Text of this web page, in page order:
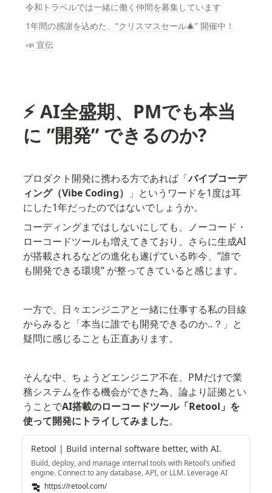
令和トラベルでは一緒に働く仲間を募集しています
1年間の感謝を込めた、“クリスマスセール🎄” 開催中！
📣 宣伝
⚡️ AI全盛期、PMでも本当
に ”開発” できるのか?
プロダクト開発に携わる方であれば「バイブコーデ
ィング（Vibe Coding）
」というワードを1度は耳
にした1年だったのではないでしょうか。
コーディングまではしないにしても、ノーコード・
ローコードツールも増えてきており、さらに生成AI
が搭載されるなどの進化も遂げている昨今、”誰で
も開発できる環境” が整ってきていると感じます。
一方で、日々エンジニアと一緒に仕事する私の目線
からみると「本当に誰でも開発できるのか‥？」と
疑問に感じることも正直あります。
そんな中、ちょうどエンジニア不在、PMだけで業
務システムを作る機会ができた為、論より証拠とい
うことでAI搭載のローコードツール「Retool」を
使って開発にトライしてみました。
Retool | Build internal software better, with AI.
Build, deploy, and manage internal tools with Retool’s unified
engine. Connect to any database, API, or LLM. Leverage AI
throughout your business.
https://retool.com/